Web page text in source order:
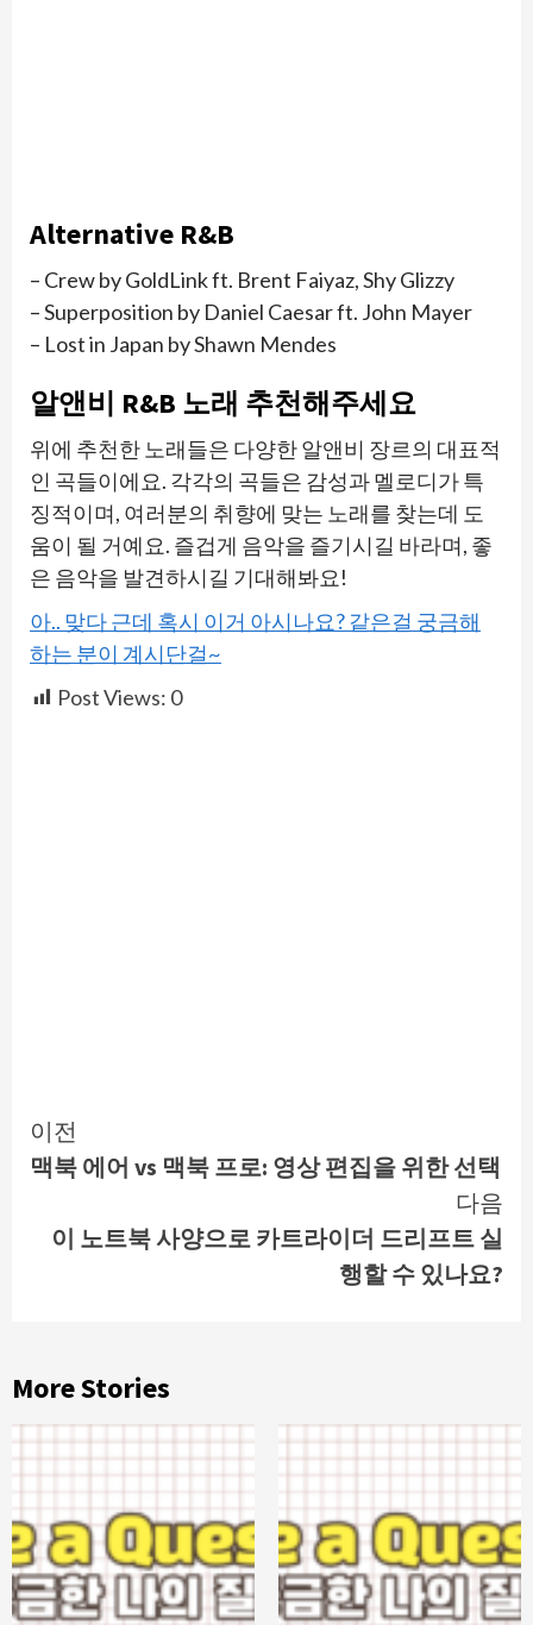
Alternative R&B
– Crew by GoldLink ft. Brent Faiyaz, Shy Glizzy
– Superposition by Daniel Caesar ft. John Mayer
– Lost in Japan by Shawn Mendes
알앤비 R&B 노래 추천해주세요
위에 추천한 노래들은 다양한 알앤비 장르의 대표적
인 곡들이에요. 각각의 곡들은 감성과 멜로디가 특
징적이며, 여러분의 취향에 맞는 노래를 찾는데 도
움이 될 거예요. 즐겁게 음악을 즐기시길 바라며, 좋
은 음악을 발견하시길 기대해봐요!
아.. 맞다 근데 혹시 이거 아시나요? 같은걸 궁금해
하는 분이 계시단걸~
Post Views: 0
Continue
Reading
이전
맥북 에어 vs 맥북 프로: 영상 편집을 위한 선택
다음
이 노트북 사양으로 카트라이더 드리프트 실
행할 수 있나요?
More Stories